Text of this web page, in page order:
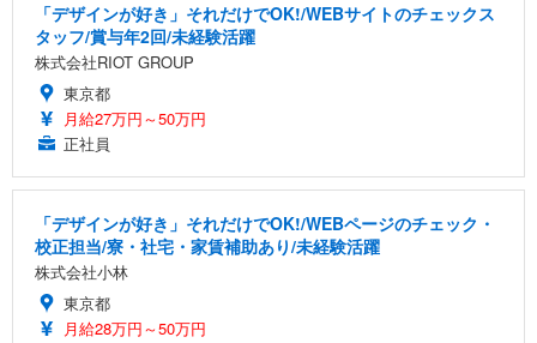
「デザインが好き」それだけでOK!/WEBサイトのチェックス
タッフ/賞与年2回/未経験活躍
株式会社RIOT GROUP
東京都
月給27万円～50万円
正社員
「デザインが好き」それだけでOK!/WEBページのチェック・
校正担当/寮・社宅・家賃補助あり/未経験活躍
株式会社小林
東京都
月給28万円～50万円